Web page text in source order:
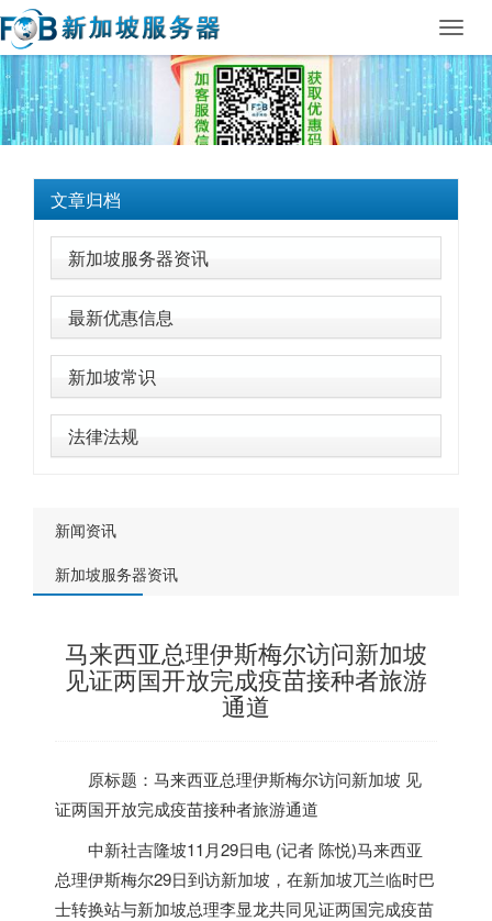
文章归档
新加坡服务器资讯
最新优惠信息
新加坡常识
法律法规
新闻资讯
新加坡服务器资讯
马来西亚总理伊斯梅尔访问新加坡
见证两国开放完成疫苗接种者旅游
通道
原标题：马来西亚总理伊斯梅尔访问新加坡 见
证两国开放完成疫苗接种者旅游通道
中新社吉隆坡11月29日电 (记者 陈悦)马来西亚
总理伊斯梅尔29日到访新加坡 ，在新加坡兀兰临时巴
士转换站与新加坡总理李显龙共同见证两国完成疫苗